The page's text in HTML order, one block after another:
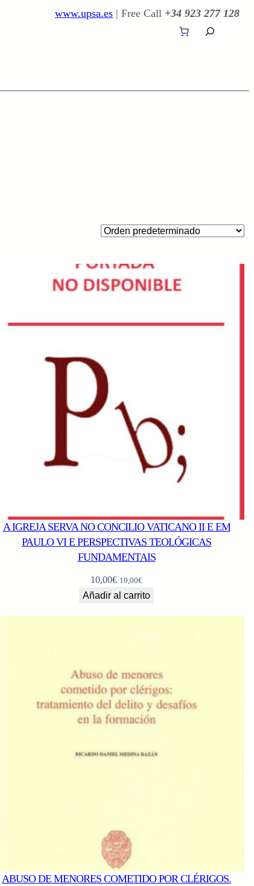
www.upsa.es | Free Call +34 923 277 128
A IGREJA SERVA NO CONCILIO VATICANO II E EM
PAULO VI E PERSPECTIVAS TEOLÓGICAS
FUNDAMENTAIS
10,00€ 10,00€
Añadir al carrito
ABUSO DE MENORES COMETIDO POR CLÉRIGOS.